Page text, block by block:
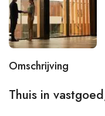
Omschrijving
Thuis in